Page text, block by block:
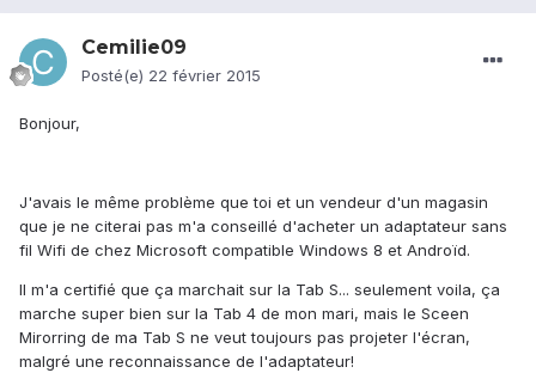
Cemilie09
Posté(e) 22 février 2015
Bonjour,
J'avais le même problème que toi et un vendeur d'un magasin
que je ne citerai pas m'a conseillé d'acheter un adaptateur sans
fil Wifi de chez Microsoft compatible Windows 8 et Androïd.
Il m'a certifié que ça marchait sur la Tab S... seulement voila, ça
marche super bien sur la Tab 4 de mon mari, mais le Sceen
Mirorring de ma Tab S ne veut toujours pas projeter l'écran,
malgré une reconnaissance de l'adaptateur!